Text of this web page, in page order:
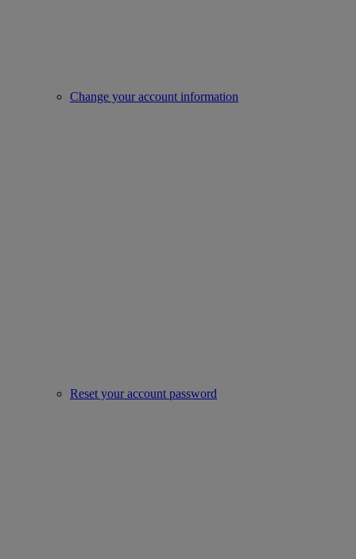
Change your account information
Reset your account password